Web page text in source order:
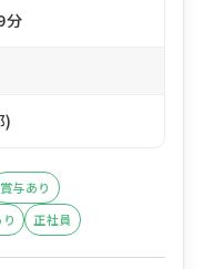
分
)
賞与あり
正社員